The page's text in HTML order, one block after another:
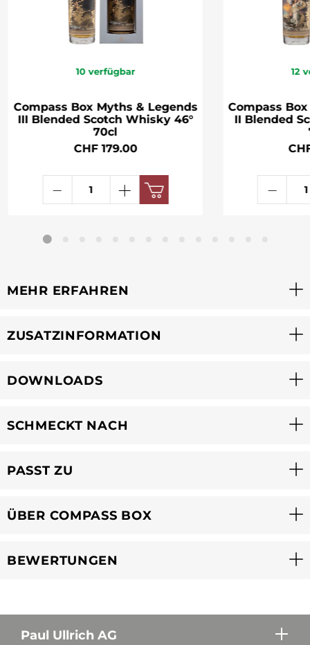
10 verfügbar
Compass Box Myths & Legends
III Blended Scotch Whisky 46°
70cl
CHF 179.00
12
Compass
II Blended
MEHR ERFAHREN
ZUSATZINFORMATION
DOWNLOADS
SCHMECKT NACH
PASST ZU
ÜBER COMPASS BOX
BEWERTUNGEN
Paul Ullrich AG